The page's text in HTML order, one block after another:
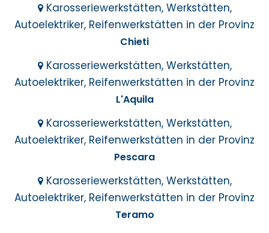
Karosseriewerkstätten, Werkstätten,
Autoelektriker, Reifenwerkstätten in der Provinz
Chieti
Karosseriewerkstätten, Werkstätten,
Autoelektriker, Reifenwerkstätten in der Provinz
L'Aquila
Karosseriewerkstätten, Werkstätten,
Autoelektriker, Reifenwerkstätten in der Provinz
Pescara
Karosseriewerkstätten, Werkstätten,
Autoelektriker, Reifenwerkstätten in der Provinz
Teramo